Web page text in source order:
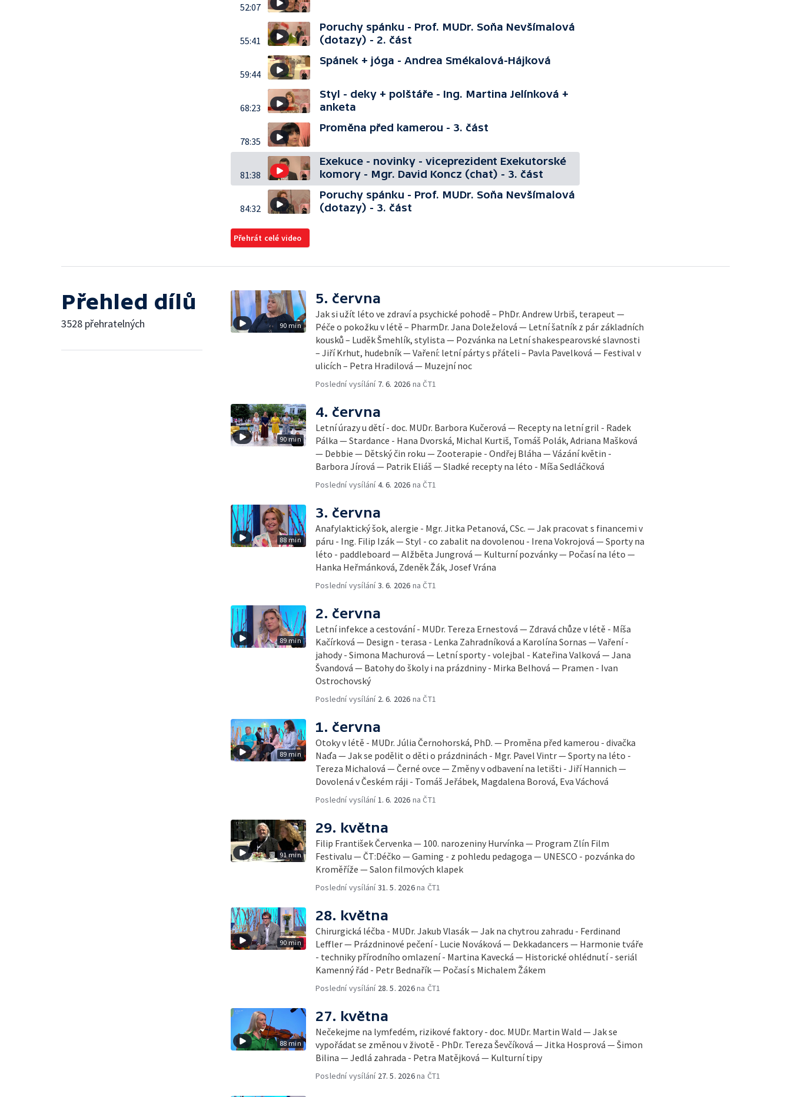
52:07
55:41
Poruchy spánku - Prof. MUDr. Soňa Nevšímalová
(dotazy) - 2. část
59:44
Spánek + jóga - Andrea Smékalová-Hájková
68:23
Styl - deky + polštáře - Ing. Martina Jelínková +
anketa
78:35
Proměna před kamerou - 3. část
81:38
Exekuce - novinky - viceprezident Exekutorské
komory - Mgr. David Koncz (chat) - 3. část
84:32
Poruchy spánku - Prof. MUDr. Soňa Nevšímalová
(dotazy) - 3. část
Přehrát celé video
Přehled dílů
3528 přehratelných 90 min
5. června
Jak si užít léto ve zdraví a psychické pohodě – PhDr. Andrew Urbiš, terapeut —
Péče o pokožku v létě – PharmDr. Jana Doleželová — Letní šatník z pár základních
kousků – Luděk Šmehlík, stylista — Pozvánka na Letní shakespearovské slavnosti
– Jiří Krhut, hudebník — Vaření: letní párty s přáteli – Pavla Pavelková — Festival v
ulicích – Petra Hradilová — Muzejní noc
Poslední vysílání 7. 6. 2026 na ČT1
90 min
4. června
Letní úrazy u dětí - doc. MUDr. Barbora Kučerová — Recepty na letní gril - Radek
Pálka — Stardance - Hana Dvorská, Michal Kurtiš, Tomáš Polák, Adriana Mašková
— Debbie — Dětský čin roku — Zooterapie - Ondřej Bláha — Vázání květin -
Barbora Jírová — Patrik Eliáš — Sladké recepty na léto - Míša Sedláčková
Poslední vysílání4. 6. 2026 na ČT1
88 min
3. června
Anafylaktický šok, alergie - Mgr. Jitka Petanová, CSc. — Jak pracovat s financemi v
páru - Ing. Filip Izák — Styl - co zabalit na dovolenou - Irena Vokrojová — Sporty na
léto - paddleboard — Alžběta Jungrová — Kulturní pozvánky — Počasí na léto —
Hanka Heřmánková, Zdeněk Žák, Josef Vrána
Poslední vysílání3. 6. 2026 na ČT1
89 min
2. června
Letní infekce a cestování - MUDr. Tereza Ernestová — Zdravá chůze v létě - Míša
Kačírková — Design - terasa - Lenka Zahradníková a Karolína Sornas — Vaření -
jahody - Simona Machurová — Letní sporty - volejbal - Kateřina Valková — Jana
Švandová — Batohy do školy i na prázdniny - Mirka Belhová — Pramen - Ivan
Ostrochovský
Poslední vysílání 2. 6. 2026 na ČT1
89 min
1. června
Otoky v létě - MUDr. Júlia Černohorská, PhD. — Proměna před kamerou - divačka
Naďa — Jak se podělit o děti o prázdninách - Mgr. Pavel Vintr — Sporty na léto -
Tereza Michalová — Černé ovce — Změny v odbavení na letišti - Jiří Hannich —
Dovolená v Českém ráji - Tomáš Jeřábek, Magdalena Borová, Eva Váchová
Poslední vysílání1. 6. 2026 na ČT1
91 min
29. května
Filip František Červenka — 100. narozeniny Hurvínka — Program Zlín Film
Festivalu — ČT:Déčko — Gaming - z pohledu pedagoga — UNESCO - pozvánka do
Kroměříže — Salon filmových klapek
Poslední vysílání31. 5. 2026na ČT1
90 min
28. května
Chirurgická léčba - MUDr. Jakub Vlasák — Jak na chytrou zahradu - Ferdinand
Leffler — Prázdninové pečení - Lucie Nováková — Dekkadancers — Harmonie tváře
- techniky přírodního omlazení - Martina Kavecká — Historické ohlédnutí - seriál
Kamenný řád - Petr Bednařík — Počasí s Michalem Žákem
Poslední vysílání 28. 5. 2026na ČT1
88 min
27. května
Nečekejme na lymfedém, rizikové faktory - doc. MUDr. Martin Wald — Jak se
vypořádat se změnou v životě - PhDr. Tereza Ševčíková — Jitka Hosprová — Šimon
Bilina — Jedlá zahrada - Petra Matějková — Kulturní tipy
Poslední vysílání 27. 5. 2026na ČT1